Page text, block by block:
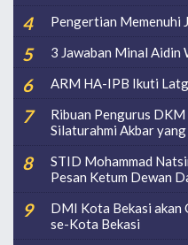
Pengertian Memenuhi
3 Jawaban Minal Aidin
ARM HA-IPB Ikuti
Ribuan Pengurus
Silaturahmi Akbar
STID Mohammad
Pesan Ketum Dewan
DMI Kota Bekasi akan
se-Kota Bekasi